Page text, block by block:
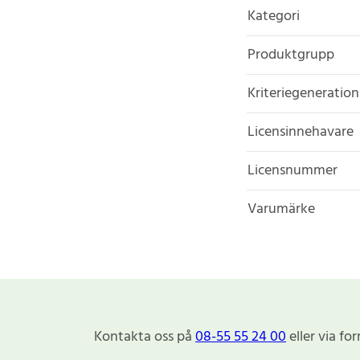
Kategori
Produktgrupp
Kriteriegeneration
Licensinnehavare
Licensnummer
Varumärke
Kontakta oss på08-55 55 24 00eller via